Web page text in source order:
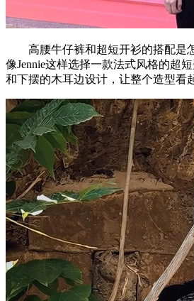
高腰牛仔裤和超短开衫的搭配是怎
像Jennie这样选择一款法式风格的超
和下摆的木耳边设计，让整个造型看